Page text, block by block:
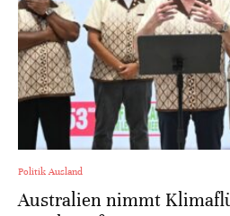
Politik Ausland
Australien nimmt